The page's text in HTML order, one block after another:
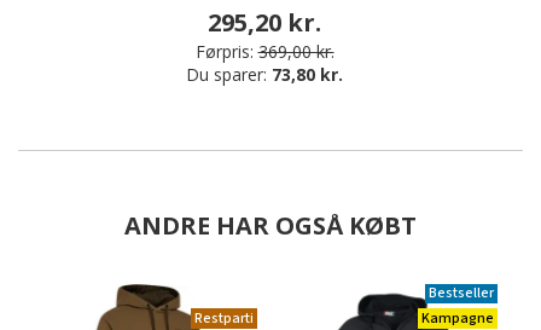
295,20 kr.
Førpris: 369,00 kr.
Du sparer: 73,80 kr.
ANDRE HAR OGSÅ KØBT
Restparti
Bestseller
Kampagne